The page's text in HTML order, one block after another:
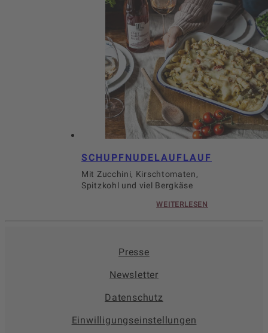
SCHUPFNUDELAUFLAUF
Mit Zucchini, Kirschtomaten,
Spitzkohl und viel Bergkäse
WEITERLESEN
Presse
Newsletter
Datenschutz
Einwilligungseinstellungen